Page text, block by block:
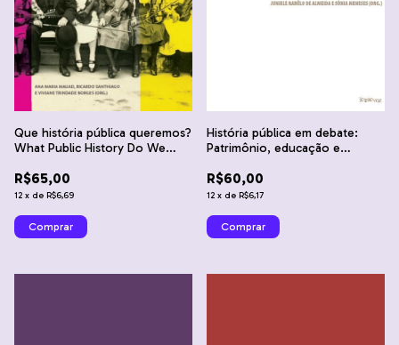
Que história pública queremos?
What Public History Do We
R$65,00
12 x de R$6,69
História pública em debate:
Patrimônio, educação e
Juniele Rabêlo de Almeida e
Sônia Meneses
R$60,00
12 x de R$6,17